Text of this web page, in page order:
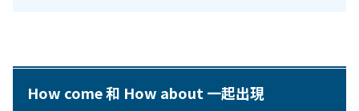
How come 和 How about 一起出現